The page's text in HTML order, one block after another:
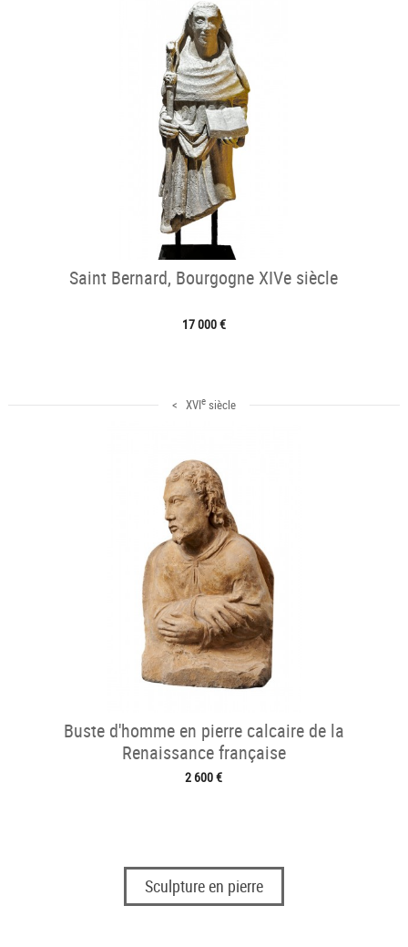
Saint Bernard, Bourgogne XIVe siècle
17 000 €
< XVIesiècle
Buste d'homme en pierre calcaire de la
Renaissance française
2 600 €
Sculpture en pierre